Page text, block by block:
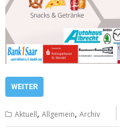
WEITER
Aktuell,Allgemein,Archiv